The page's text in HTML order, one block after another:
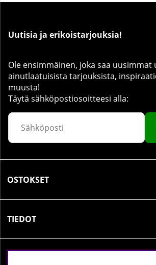
Uutisia ja erikoistarjouksia!
Ole ensimmäinen, joka saa
ainutlaatuisista tarjouksista,
muusta!
Täytä sähköpostiosoitteesi alla:
OSTOKSET
TIEDOT